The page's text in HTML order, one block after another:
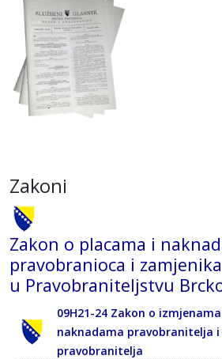
Zakoni
Zakon o placama i
pravobranioca i
u Pravobraniteljstvu
09H21-24 Zakon o
naknadama pravobranitelja
pravobranitelja